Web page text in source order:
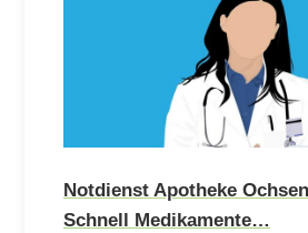
Notdienst Apotheke
Schnell Medikamente…